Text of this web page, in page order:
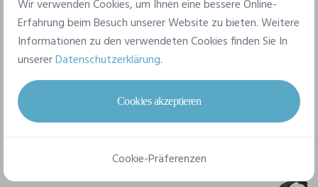
Für einen kompletten Stil
Wir verwenden Cookies, um Ihnen eine bessere Online-
Erfahrung beim Besuch unserer Website zu bieten. Weitere
Informationen zu den verwendeten Cookies finden Sie In
unsererDatenschutzerklärung.
Cookies akzeptieren
Cookie-Präferenzen